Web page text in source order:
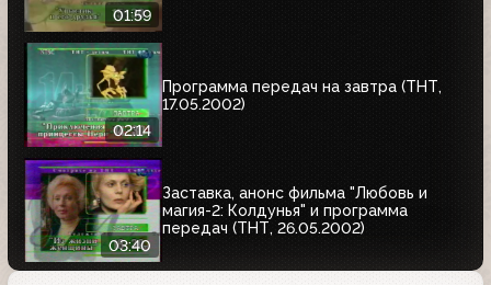
01:59
02:14
Программа передач на завтра (ТНТ,
17.05.2002)
03:40
Заставка, анонс фильма "Любовь и
магия-2: Колдунья" и программа
передач (ТНТ, 26.05.2002)